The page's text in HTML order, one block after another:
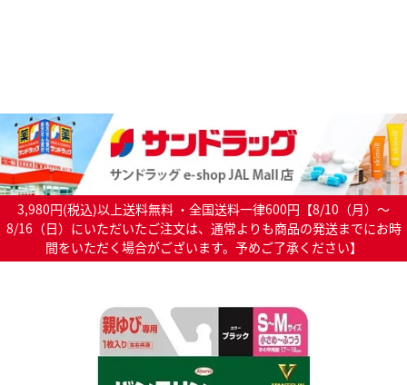
3,980円(税込)以上送料無料 ・全国送料一律600円【8/10（月）～
8/16（日）にいただいたご注文は、通常よりも商品の発送までにお時
間をいただく場合がございます。予めご了承ください】